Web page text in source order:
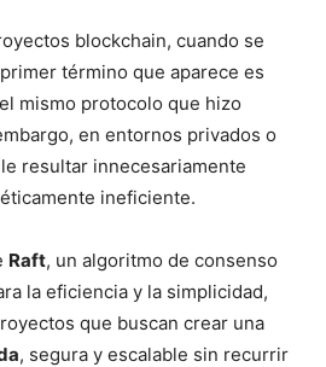
blockchain, cuando se
término que aparece es
mismo protocolo que hizo
en entornos privados o
resultar innecesariamente
ineficiente.
Raft, un algoritmo de consenso
la eficiencia y la simplicidad,
que buscan crear una
, segura y escalable sin recurrir